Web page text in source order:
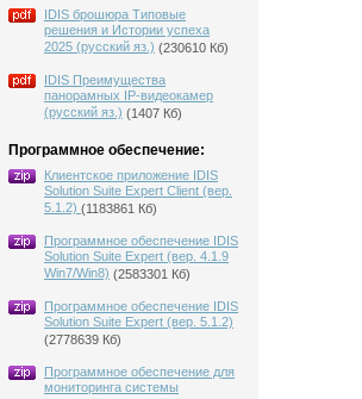
IDIS брошюра Типовые
решения и Истории успеха
2025 (русский яз.) (230610 Кб)
IDIS Преимущества
панорамных IP-видеокамер
(русский яз.) (1407 Кб)
Программное обеспечение:
Клиентское приложение IDIS
Solution Suite Expert Client (вер.
5.1.2) (1183861 Кб)
Программное обеспечение IDIS
Solution Suite Expert (вер. 4.1.9
Win7/Win8) (2583301 Кб)
Программное обеспечение IDIS
Solution Suite Expert (вер. 5.1.2)
(2778639 Кб)
Программное обеспечение для
мониторинга системы